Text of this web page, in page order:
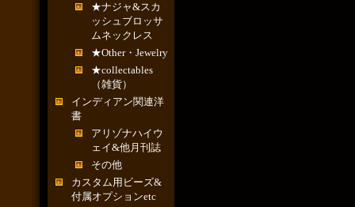
★ナジャ&スカ
ッシュブロッサ
ムネックレス
★Other・Jewelry
★collectables
（雑貨）
インディアン関連洋
書
アリゾナハイウ
ェイ&他月刊誌
その他
カスタム用ビーズ&
付属オプションetc